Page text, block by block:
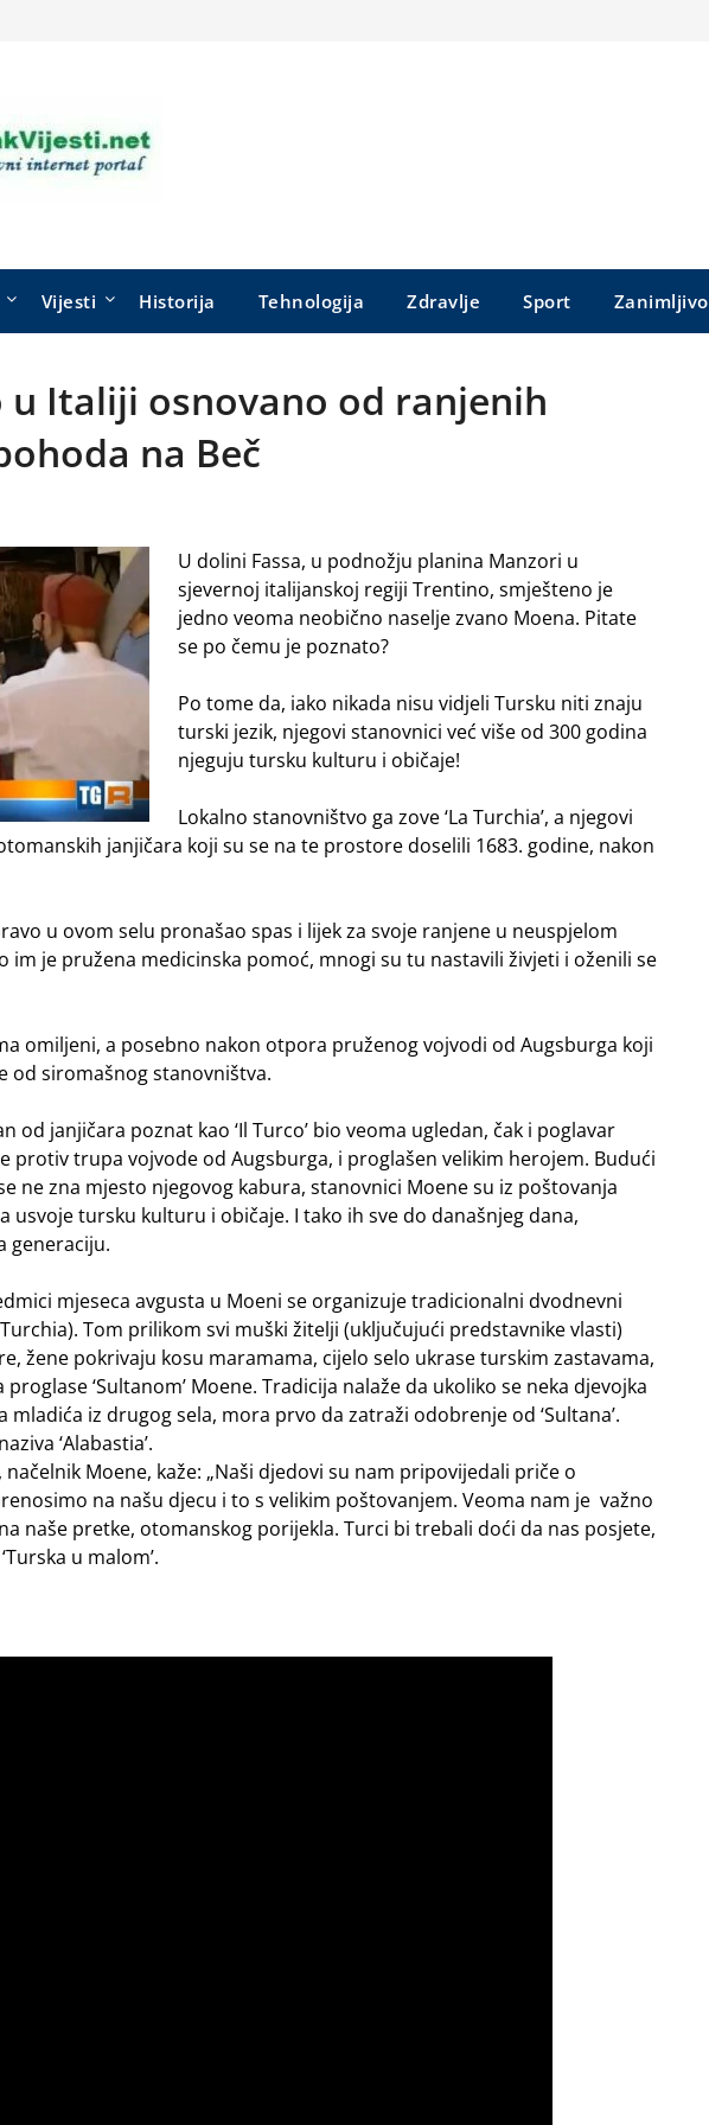
Vijesti Historija Tehnologija Zdravlje Sport Zanimljivo
u Italiji osnovano od ranjenih
na Beč
U dolini Fassa, u podnožju planina Manzori u
sjevernoj italijanskoj regiji Trentino, smješteno je
jedno veoma neobično naselje zvano Moena. Pitate
se po čemu je poznato?
Po tome da, iako nikada nisu vidjeli Tursku niti znaju
turski jezik, njegovi stanovnici već više od 300 godina
njeguju tursku kulturu i običaje!
Lokalno stanovništvo ga zove ‘La Turchia’, a njegovi
janjičara koji su se na te prostore doselili 1683. godine, nakon
u ovom selu pronašao spas i lijek za svoje ranjene u neuspjelom
im je pružena medicinska pomoć, mnogi su tu nastavili živjeti i oženili se
omiljeni, a posebno nakon otpora pruženog vojvodi od Augsburga koji
od siromašnog stanovništva.
od janjičara poznat kao ‘Il Turco’ bio veoma ugledan, čak i poglavar
protiv trupa vojvode od Augsburga, i proglašen velikim herojem. Budući
ne zna mjesto njegovog kabura, stanovnici Moene su iz poštovanja
usvoje tursku kulturu i običaje. I tako ih sve do današnjeg dana,
generaciju.
mjeseca avgusta u Moeni se organizuje tradicionalni dvodnevni
Tom prilikom svi muški žitelji (uključujući predstavnike vlasti)
žene pokrivaju kosu maramama, cijelo selo ukrase turskim zastavama,
‘Sultanom’ Moene. Tradicija nalaže da ukoliko se neka djevojka
mladića iz drugog sela, mora prvo da zatraži odobrenje od ‘Sultana’.
‘Alabastia’.
Moene, kaže: „Naši djedovi su nam pripovijedali priče o
na našu djecu i to s velikim poštovanjem. Veoma nam je važno
naše pretke, otomanskog porijekla. Turci bi trebali doći da nas posjete,
u malom’.